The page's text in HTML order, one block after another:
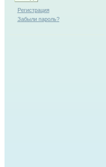
Регистрация
Забыли пароль?